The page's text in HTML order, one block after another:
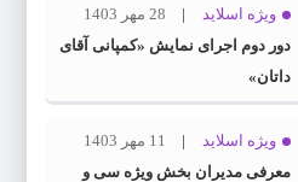
ویژه اسلاید
28 مهر 1403
دور دوم اجرای نمایش «کمپانی آقای
داتان»
ویژه اسلاید
11 مهر 1403
معرفی مدیران بخش ویژه سی و